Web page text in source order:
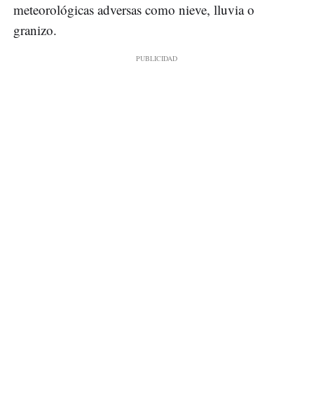
meteorológicas adversas como nieve, lluvia o
granizo.